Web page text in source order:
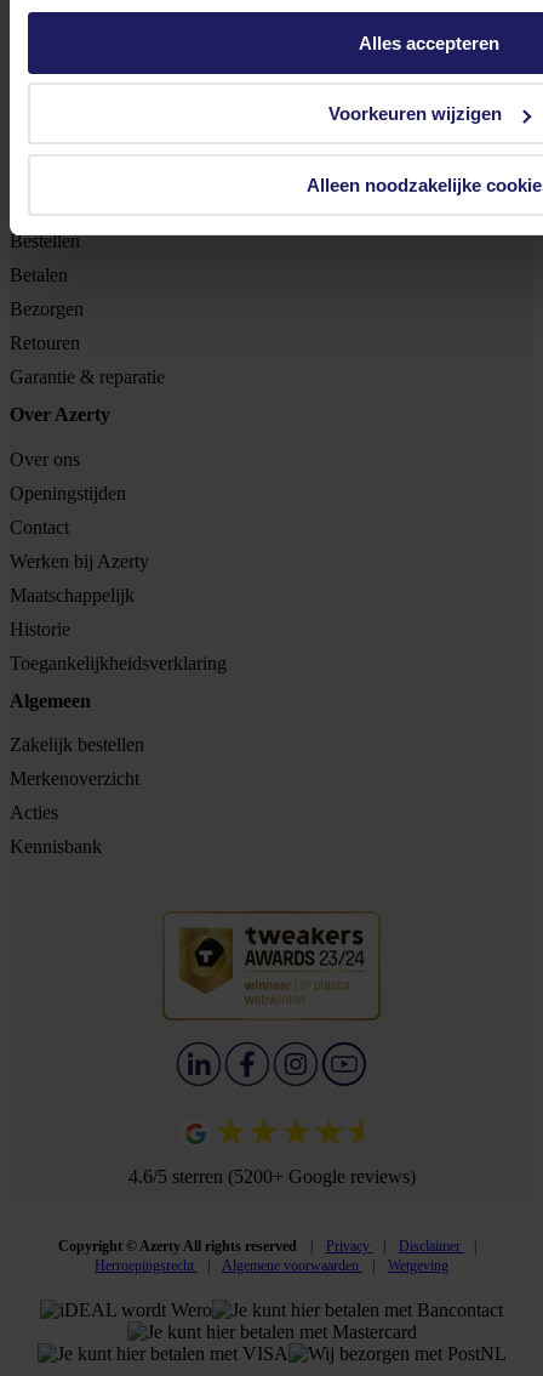
Alles accepteren
Voorkeuren wijzigen
Alleen noodzakelijke
8102 HG Raalte
KvK nr: 55425437
Bestellen
Betalen
Bezorgen
Retouren
Garantie & reparatie
Over Azerty
Over ons
Openingstijden
Contact
Werken bij Azerty
Maatschappelijk
Historie
Toegankelijkheidsverklaring
Algemeen
Zakelijk bestellen
Merkenoverzicht
Acties
Kennisbank
4.6/5 sterren (5200+ Google reviews)
Copyright © Azerty All rights reserved Privacy
Disclaimer
Herroepingsrecht
Algemene voorwaarden Wetgeving